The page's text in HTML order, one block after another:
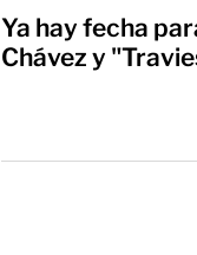
Ya hay fecha
Chávez y